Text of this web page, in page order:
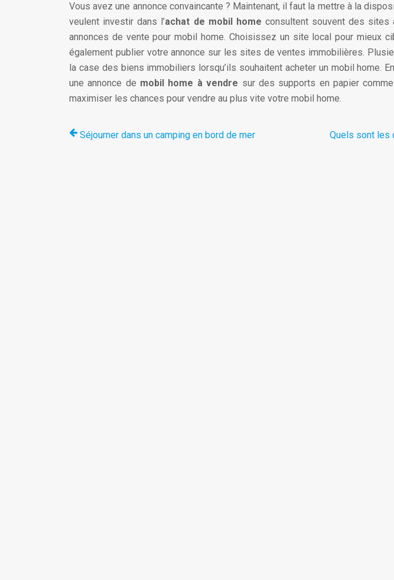
Vous avez une annonce convaincante ? Maintenant, il faut la mettre à la
veulent investir dans l’achat de mobil home consultent souvent des
annonces de vente pour mobil home. Choisissez un site local pour mieux
également publier votre annonce sur les sites de ventes immobilières.
la case des biens immobiliers lorsqu’ils souhaitent acheter un mobil home.
une annonce de mobil home à vendre sur des supports en papier
maximiser les chances pour vendre au plus vite votre mobil home.
Séjourner dans un camping en bord de mer Quels sont les